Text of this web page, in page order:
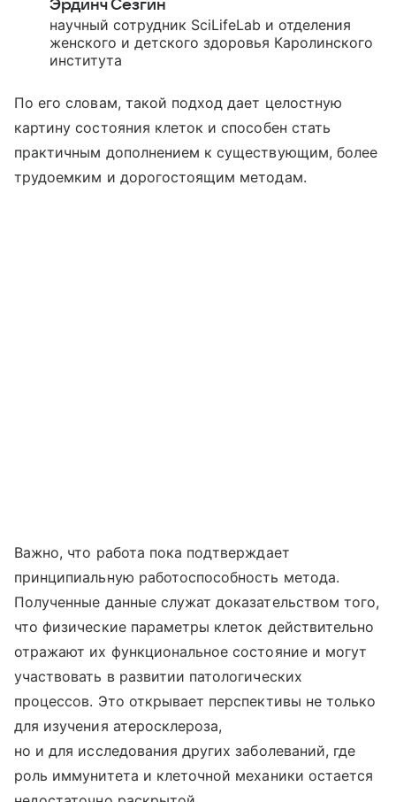
Эрдинч Сезгин
научный сотрудник SciLifeLab и отделения
женского и детского здоровья Каролинского
института
По его словам, такой подход дает целостную
картину состояния клеток и способен стать
практичным дополнением к существующим, более
трудоемким и дорогостоящим методам.
Важно, что работа пока подтверждает
принципиальную работоспособность метода.
Полученные данные служат доказательством того,
что физические параметры клеток действительно
отражают их функциональное состояние и могут
участвовать в развитии патологических
процессов. Это открывает перспективы не только
для изучения атеросклероза,
но и для исследования других заболеваний, где
роль иммунитета и клеточной механики остается